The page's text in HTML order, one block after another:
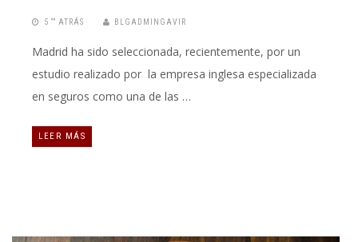
5 “” ATRÁS BLGADMINGAVIR
Madrid ha sido seleccionada, recientemente, por un
estudio realizado por la empresa inglesa especializada
en seguros como una de las …
LEER MÁS